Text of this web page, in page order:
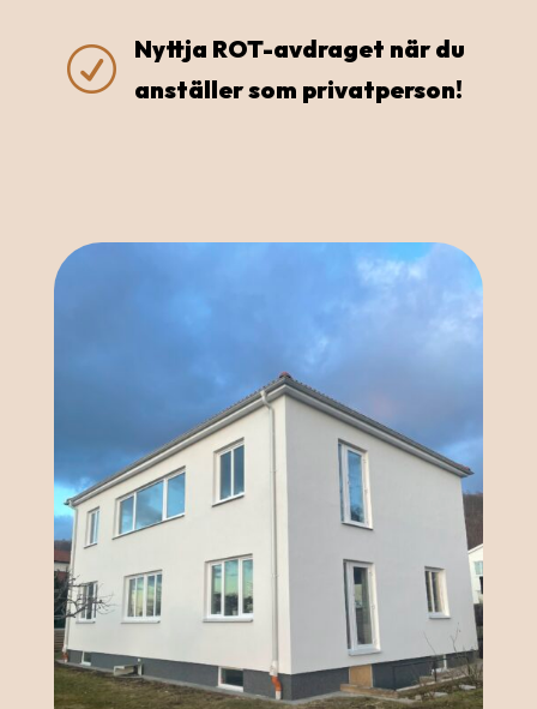
R
Nyttja ROT-avdraget när du
anställer som privatperson!